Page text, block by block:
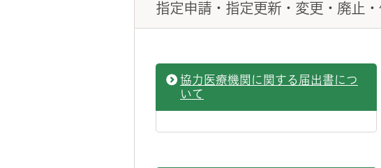
指定申請・指定更新・変更・廃止
協力医療機関に関する届出書につ
いて